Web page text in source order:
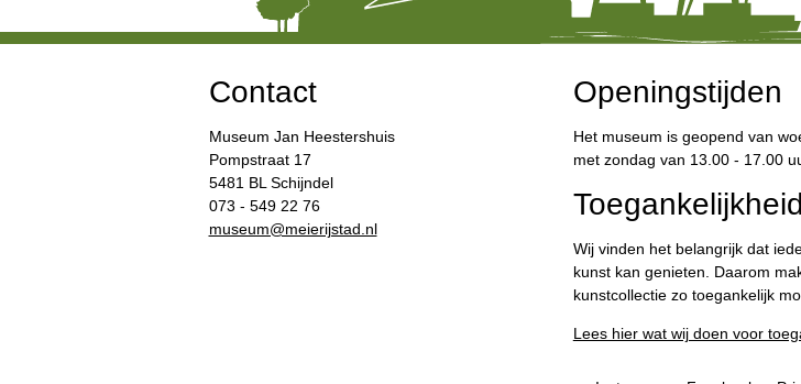
Contact
Museum Jan Heestershuis
Pompstraat 17
5481 BL Schijndel
073 - 549 22 76
​museum@meierijstad.nl
Openingstijden
Het museum is geopend van
met zondag van 13.00 - 17.00
Toegankelijkheid
Wij vinden het belangrijk dat
kunst kan genieten. Daarom
kunstcollectie zo toegankelijk
Lees hier wat wij doen voor